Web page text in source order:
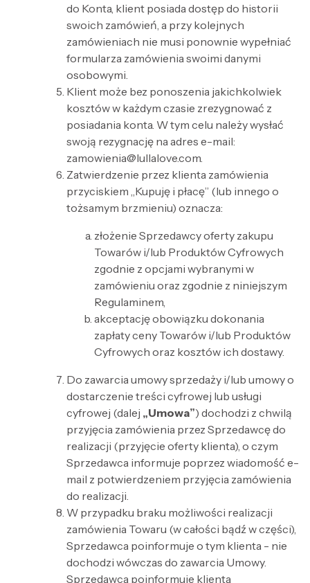
do Konta, klient posiada dostęp do historii
swoich zamówień, a przy kolejnych
zamówieniach nie musi ponownie wypełniać
formularza zamówienia swoimi danymi
osobowymi.
Klient może bez ponoszenia jakichkolwiek
kosztów w każdym czasie zrezygnować z
posiadania konta. W tym celu należy wysłać
swoją rezygnację na adres e-mail:
zamowienia@lullalove.com.
Zatwierdzenie przez klienta zamówienia
przyciskiem „Kupuję i płacę” (lub innego o
tożsamym brzmieniu) oznacza:
złożenie Sprzedawcy oferty zakupu
Towarów i/lub Produktów Cyfrowych
zgodnie z opcjami wybranymi w
zamówieniu oraz zgodnie z niniejszym
Regulaminem,
akceptację obowiązku dokonania
zapłaty ceny Towarów i/lub Produktów
Cyfrowych oraz kosztów ich dostawy.
Do zawarcia umowy sprzedaży i/lub umowy o
dostarczenie treści cyfrowej lub usługi
cyfrowej (dalej „Umowa”) dochodzi z chwilą
przyjęcia zamówienia przez Sprzedawcę do
realizacji (przyjęcie oferty klienta), o czym
Sprzedawca informuje poprzez wiadomość e-
mail z potwierdzeniem przyjęcia zamówienia
do realizacji.
W przypadku braku możliwości realizacji
zamówienia Towaru (w całości bądź w części),
Sprzedawca poinformuje o tym klienta - nie
dochodzi wówczas do zawarcia Umowy.
Sprzedawca poinformuje klienta